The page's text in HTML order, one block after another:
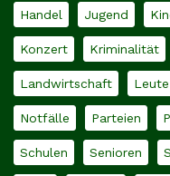
Handel Jugend
Konzert Kriminalität
Landwirtschaft Leute
Notfälle Parteien
Schulen Senioren